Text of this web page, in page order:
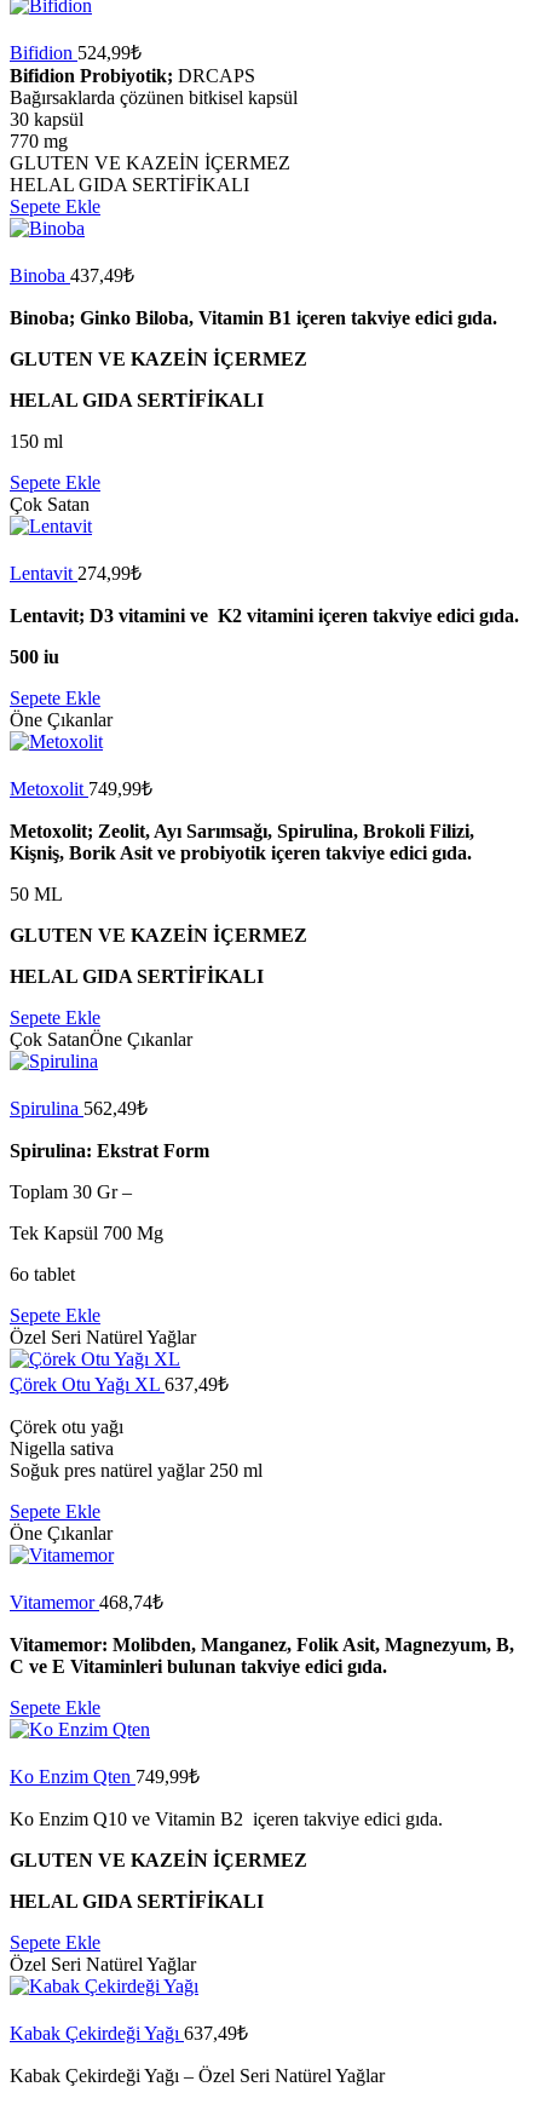
Bifidion 524,99₺
Bifidion Probiyotik; DRCAPS
Bağırsaklarda çözünen bitkisel kapsül
30 kapsül
770 mg
GLUTEN VE KAZEİN İÇERMEZ
HELAL GIDA SERTİFİKALI
Sepete Ekle
Binoba 437,49₺
Binoba; Ginko Biloba, Vitamin B1 içeren takviye edici gıda.
GLUTEN VE KAZEİN İÇERMEZ
HELAL GIDA SERTİFİKALI
150 ml
Sepete Ekle
Çok Satan
Lentavit 274,99₺
Lentavit; D3 vitamini ve K2 vitamini içeren takviye edici gıda.
500 iu
Sepete Ekle
Öne Çıkanlar
Metoxolit 749,99₺
Metoxolit; Zeolit, Ayı Sarımsağı, Spirulina, Brokoli Filizi,
Kişniş, Borik Asit ve probiyotik içeren takviye edici gıda.
50 ML
GLUTEN VE KAZEİN İÇERMEZ
HELAL GIDA SERTİFİKALI
Sepete Ekle
Çok SatanÖne Çıkanlar
Spirulina 562,49₺
Spirulina: Ekstrat Form
Toplam 30 Gr –
Tek Kapsül 700 Mg
6o tablet
Sepete Ekle
Özel Seri Natürel Yağlar
Çörek Otu Yağı XL 637,49₺
Çörek otu yağı
Nigella sativa
Soğuk pres natürel yağlar 250 ml
Sepete Ekle
Öne Çıkanlar
Vitamemor468,74₺
Vitamemor: Molibden, Manganez, Folik Asit, Magnezyum, B,
C ve E Vitaminleri bulunan takviye edici gıda.
Sepete Ekle
Ko Enzim Qten 749,99₺
Ko Enzim Q10 ve Vitamin B2 içeren takviye edici gıda.
GLUTEN VE KAZEİN İÇERMEZ
HELAL GIDA SERTİFİKALI
Sepete Ekle
Özel Seri Natürel Yağlar
Kabak Çekirdeği Yağı 637,49₺
Kabak Çekirdeği Yağı – Özel Seri Natürel Yağlar